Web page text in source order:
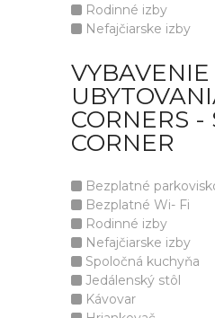
Rodinné izby
Nefajčiarske izby
VYBAVENIE
CORNERS -
CORNER
Bezplatné
Bezplatné Wi- Fi
Rodinné izby
Nefajčiarske izby
Spoločná kuchyňa
Jedálenský stôl
Kávovar